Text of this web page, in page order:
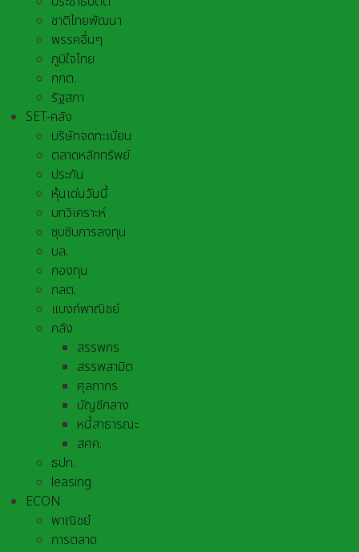
ชาติไทยพัฒนา
พรรคอื่นๆ
ภูมิใจไทย
กกต.
รัฐสภา
SET-คลัง
บริษัทจดทะเบียน
ตลาดหลักทรัพย์
ประกัน
หุ้นเด่นวันนี้
บทวิเคราะห์
ซุบซิบการลงทุน
บล.
กองทุน
กลต.
แบงก์พาณิชย์
คลัง
สรรพกร
สรรพสามิต
ศุลกากร
บัญชีกลาง
หนี้สาธารณะ
สศค.
ธปท.
leasing
ECON
พาณิชย์
การตลาด